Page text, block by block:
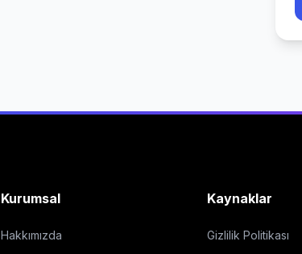
Kurumsal
Hakkımızda
Kaynaklar
Gizlilik Politikası